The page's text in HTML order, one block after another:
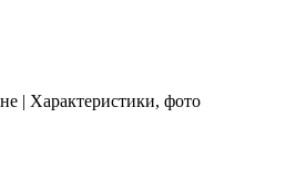
| Характеристики, фото